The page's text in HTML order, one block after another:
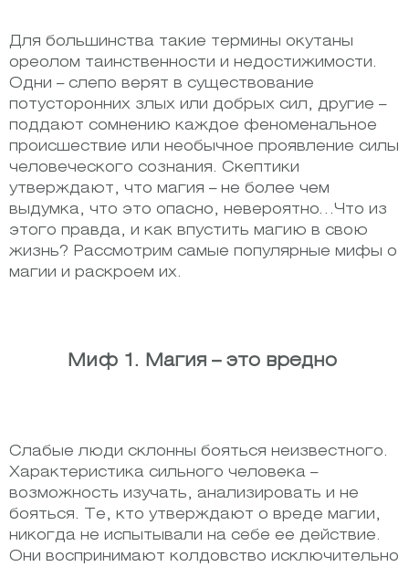
Для большинства такие термины окутаны
ореолом таинственности и недостижимости.
Одни – слепо верят в существование
потусторонних злых или добрых сил, другие –
поддают сомнению каждое феноменальное
происшествие или необычное проявление силы
человеческого сознания. Скептики
утверждают, что магия – не более чем
выдумка, что это опасно, невероятно…Что из
этого правда, и как впустить магию в свою
жизнь? Рассмотрим самые популярные мифы о
магии и раскроем их.
Миф 1. Магия – это вредно
Слабые люди склонны бояться неизвестного.
Характеристика сильного человека –
возможность изучать, анализировать и не
бояться. Те, кто утверждают о вреде магии,
никогда не испытывали на себе ее действие.
Они воспринимают колдовство исключительно